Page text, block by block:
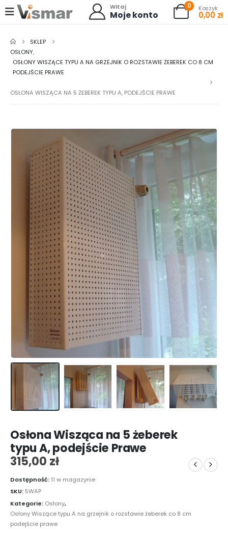
Witaj
Moje konto
0 Koszyk
0,00 zł
SKLEP
OSŁONY,
OSŁONY WISZĄCE TYPU A NA GRZEJNIK O ROZSTAWIE ŻEBEREK CO 8 CM
PODEJŚCIE PRAWE
OSŁONA WISZĄCA NA 5 ŻEBEREK TYPU A, PODEJŚCIE PRAWE
Osłona Wisząca na 5 żeberek
typu A, podejście Prawe
315,00 zł
Dostępność: 11 w magazynie
SKU: 5WAP
Kategorie: Osłony,
Osłony Wiszące typu A na grzejnik o rozstawie żeberek co 8 cm
podejście prawe